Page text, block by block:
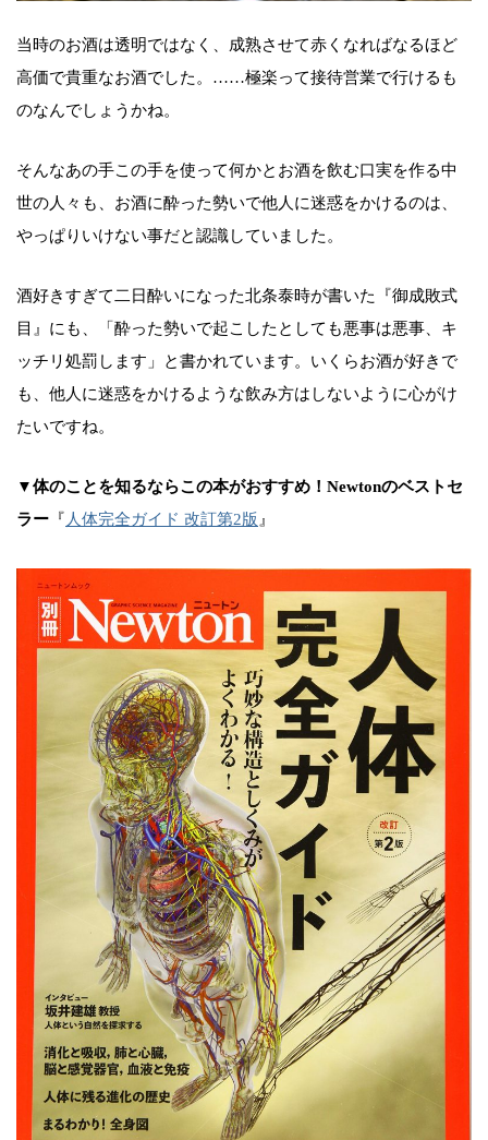
当時のお酒は透明ではなく、成熟させて赤くなればなるほど
高価で貴重なお酒でした。……極楽って接待営業で行けるも
のなんでしょうかね。
そんなあの手この手を使って何かとお酒を飲む口実を作る中
世の人々も、お酒に酔った勢いで他人に迷惑をかけるのは、
やっぱりいけない事だと認識していました。
酒好きすぎて二日酔いになった北条泰時が書いた『御成敗式
目』にも、「酔った勢いで起こしたとしても悪事は悪事、キ
ッチリ処罰します」と書かれています。いくらお酒が好きで
も、他人に迷惑をかけるような飲み方はしないように心がけ
たいですね。
▼体のことを知るならこの本がおすすめ！Newtonのベストセ
ラー 『 人体完全ガイド 改訂第2版 』